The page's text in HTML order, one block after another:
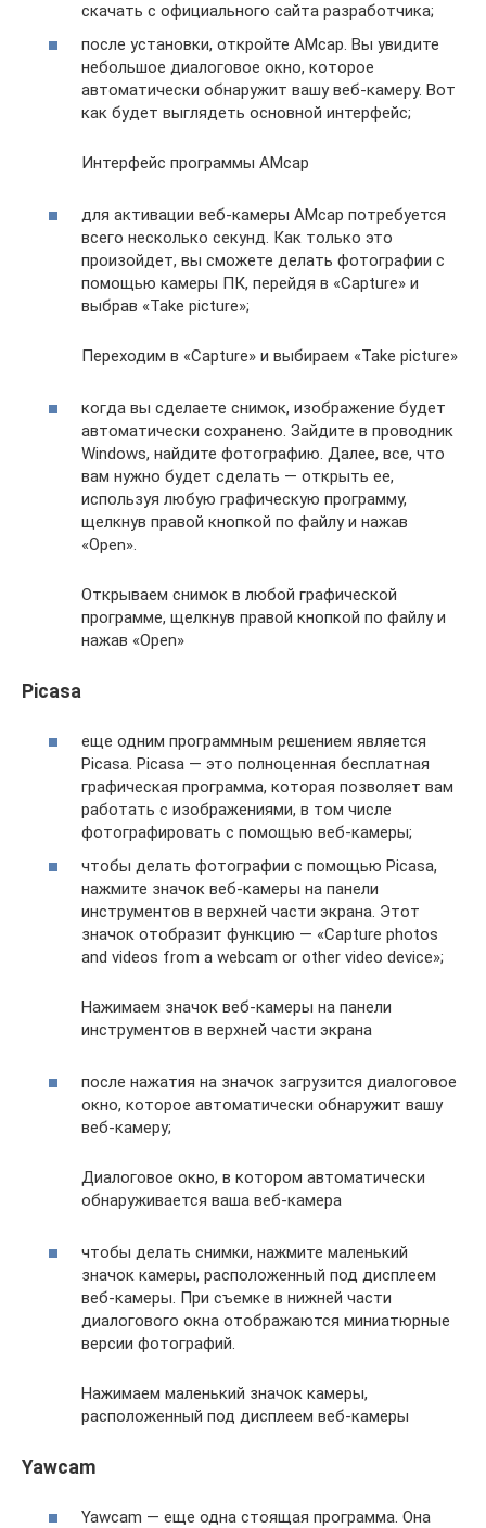
скачать с официального сайта разработчика;
после установки, откройте AMcap. Вы увидите
небольшое диалоговое окно, которое
автоматически обнаружит вашу веб-камеру. Вот
как будет выглядеть основной интерфейс;
Интерфейс программы AMcap
для активации веб-камеры AMcap потребуется
всего несколько секунд. Как только это
произойдет, вы сможете делать фотографии с
помощью камеры ПК, перейдя в «Capture» и
выбрав «Take picture»;
Переходим в «Capture» и выбираем «Take picture»
когда вы сделаете снимок, изображение будет
автоматически сохранено. Зайдите в проводник
Windows, найдите фотографию. Далее, все, что
вам нужно будет сделать — открыть ее,
используя любую графическую программу,
щелкнув правой кнопкой по файлу и нажав
«Open».
Открываем снимок в любой графической
программе, щелкнув правой кнопкой по файлу и
нажав «Open»
Picasa
еще одним программным решением является
Picasa. Picasa — это полноценная бесплатная
графическая программа, которая позволяет вам
работать с изображениями, в том числе
фотографировать с помощью веб-камеры;
чтобы делать фотографии с помощью Picasa,
нажмите значок веб-камеры на панели
инструментов в верхней части экрана. Этот
значок отобразит функцию — «Capture photos
and videos from a webcam or other video device»;
Нажимаем значок веб-камеры на панели
инструментов в верхней части экрана
после нажатия на значок загрузится диалоговое
окно, которое автоматически обнаружит вашу
веб-камеру;
Диалоговое окно, в котором автоматически
обнаруживается ваша веб-камера
чтобы делать снимки, нажмите маленький
значок камеры, расположенный под дисплеем
веб-камеры. При съемке в нижней части
диалогового окна отображаются миниатюрные
версии фотографий.
Нажимаем маленький значок камеры,
расположенный под дисплеем веб-камеры
Yawcam
Yawcam — еще одна стоящая программа. Она